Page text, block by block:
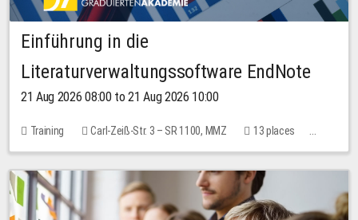
Einführung in die
Literaturverwaltungssoftware EndNote
21 Aug 2026 08:00 to 21 Aug 2026 10:00
Training Carl-Zeiß-Str. 3 – SR 1100, MMZ
13 places
10.00 EUR